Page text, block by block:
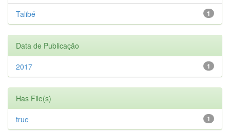
1
Talibé
Data de Publicação
1
2017
Has File(s)
1
true